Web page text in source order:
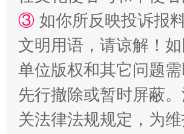
③ 如你所反映投诉报
文明用语，请谅解！
单位版权和其它问题
先行撤除或暂时屏蔽
关法律法规规定，为